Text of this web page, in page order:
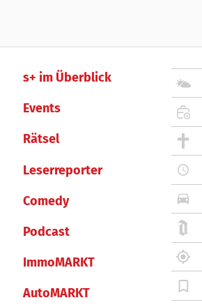
s+ im Überblick
Events
Rätsel
Leserreporter
Comedy
Podcast
ImmoMARKT
AutoMARKT